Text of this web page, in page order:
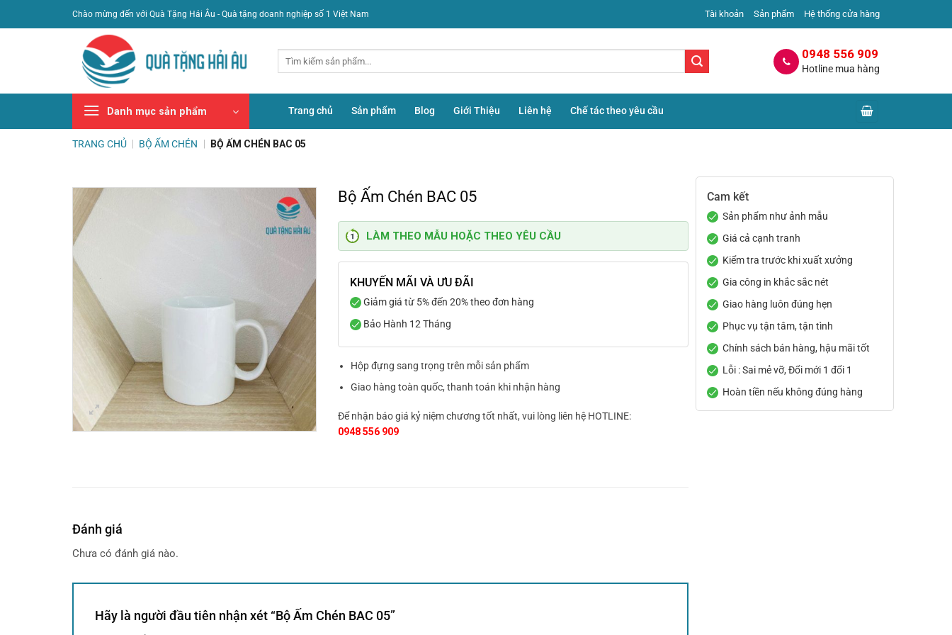
qua
Chào mừng đến với Quà Tặng Hải Âu - Quà tặng doanh nghiệp số 1 Việt Nam Tài khoản Sản phẩm Hệ thống cửa hàng
0948 556 909
Hotline mua hàng
Danh mục sản phẩm Trang chủ Sản phẩm Blog Giới Thiệu Liên hệ Chế tác theo yêu cầu
TRANG CHỦ BỘ ẤM CHÉN BỘ ẤM CHÉN BAC 05
Cam kết
Sản phẩm như ảnh mẫu
Giá cả cạnh tranh
Kiểm tra trước khi xuất xưởng
Gia công in khắc sắc nét
Giao hàng luôn đúng hẹn
Phục vụ tận tâm, tận tình
Chính sách bán hàng, hậu mãi tốt
Lỗi : Sai mẻ vỡ, Đổi mới 1 đổi 1
Hoàn tiền nếu không đúng hàng
Bộ Ấm Chén BAC 05
LÀM THEO MẪU HOẶC THEO YÊU CẦU
KHUYẾN MÃI VÀ ƯU ĐÃI
Giảm giá từ 5% đến 20% theo đơn hàng
Bảo Hành 12 Tháng
Hộp đựng sang trọng trên mỗi sản phẩm
Giao hàng toàn quốc, thanh toán khi nhận hàng
Để nhận báo giá kỷ niệm chương tốt nhất, vui lòng liên hệ HOTLINE:
0948 556 909
Đánh giá
Chưa có đánh giá nào.
Hãy là người đầu tiên nhận xét “Bộ Ấm Chén BAC 05”